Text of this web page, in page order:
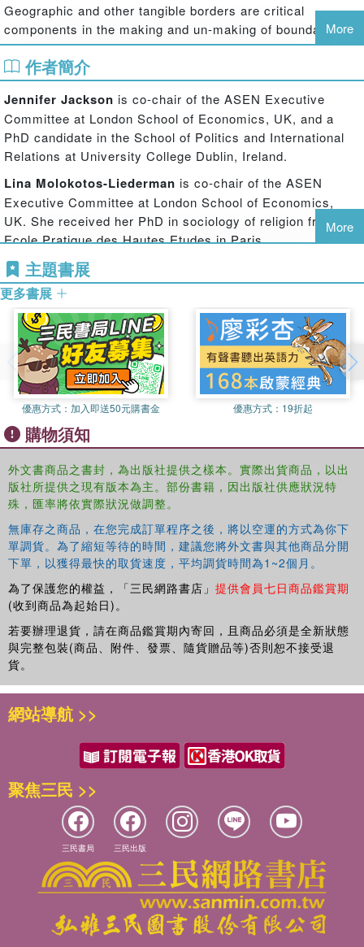
Geographic and other tangible borders are critical
components in the making and un-making of boundaries.
However, symbolic or intangible boundaries along national,
ethnic, political or socio-economic criteria are equally
significant. Organised into three sections on theory,
national and transnational case studies, this book both
introduces existing approaches to the study of boundaries
and illustrates how it is possible to apply renewed
boundary approaches to better understand nationalism and
ethnicity in contemporary contexts. Expert contributors in
the field present detailed case studies on the UK, Israel,
Estonia, Latvia, Ukraine, Kazakhstan and draw upon
further examples from more than a dozen countries to
boundaries and boundary-making in the study of
nationalism and ethnicity.
This book will be of interest to students and scholars of
International Politics, Nationalism, Racial & Ethnic
Politics, Ethnic Identity and Sociology.
More
作者簡介
Jennifer Jackson is co-chair of the ASEN Executive
Committee at London School of Economics, UK, and a
PhD candidate in the School of Politics and International
Relations at University College Dublin, Ireland.
Lina Molokotos-Liederman is co-chair of the ASEN
Executive Committee at London School of Economics,
UK. She received her PhD in sociology of religion from the
Ecole Pratique des Hautes Etudes in Paris
More
主題書展
更多書展
優惠方式： 加入即送50元購書金 優惠方式： 19折起
購物須知
外文書商品之書封，為出版社提供之樣本。實際出貨商品，以出
版社所提供之現有版本為主。部份書籍，因出版社供應狀況特
殊，匯率將依實際狀況做調整。
無庫存之商品，在您完成訂單程序之後，將以空運的方式為你下
單調貨。為了縮短等待的時間，建議您將外文書與其他商品分開
下單，以獲得最快的取貨速度，平均調貨時間為1~2個月。
為了保護您的權益，「三民網路書店」 提供會員七日商品鑑賞期
(收到商品為起始日)。
若要辦理退貨，請在商品鑑賞期內寄回，且商品必須是全新狀態
與完整包裝(商品、附件、發票、隨貨贈品等)否則恕不接受退
貨。
網站導航 >>
聚焦三民 >>
三民書局 三民出版